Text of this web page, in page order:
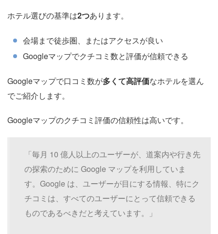
ホテル選びの基準は2つあります。
会場まで徒歩圏、またはアクセスが良い
Googleマップでクチコミ数と評価が信頼できる
Googleマップで口コミ数が多くて高評価なホテルを選ん
でご紹介します。
Googleマップのクチコミ評価の信頼性は高いです。
「毎月 10 億人以上のユーザーが、道案内や行き先
の探索のために Google マップを利用していま
す。Google は、ユーザーが目にする情報、特にク
チコミは、すべてのユーザーにとって信頼できる
ものであるべきだと考えています。」